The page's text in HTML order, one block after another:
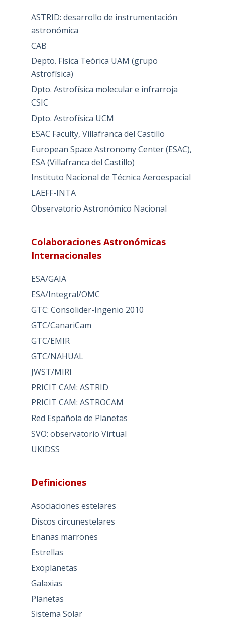
ASTRID: desarrollo de instrumentación
astronómica
CAB
Depto. Física Teórica UAM (grupo
Astrofísica)
Dpto. Astrofísica molecular e infrarroja
CSIC
Dpto. Astrofísica UCM
ESAC Faculty, Villafranca del Castillo
European Space Astronomy Center (ESAC),
ESA (Villafranca del Castillo)
Instituto Nacional de Técnica Aeroespacial
LAEFF-INTA
Observatorio Astronómico Nacional
Colaboraciones Astronómicas
Internacionales
ESA/GAIA
ESA/Integral/OMC
GTC: Consolider-Ingenio 2010
GTC/CanariCam
GTC/EMIR
GTC/NAHUAL
JWST/MIRI
PRICIT CAM: ASTRID
PRICIT CAM: ASTROCAM
Red Española de Planetas
SVO: observatorio Virtual
UKIDSS
Definiciones
Asociaciones estelares
Discos circunestelares
Enanas marrones
Estrellas
Exoplanetas
Galaxias
Planetas
Sistema Solar